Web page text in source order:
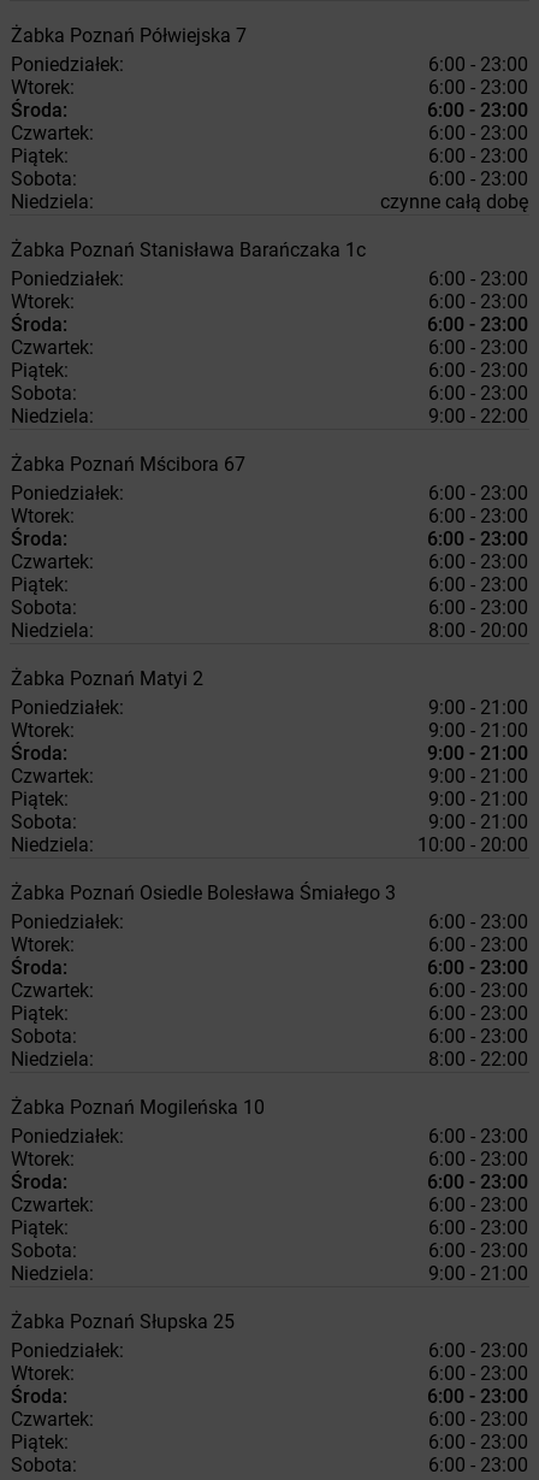
Żabka Poznań Półwiejska 7
Poniedziałek:
6:00 - 23:00
Wtorek:
6:00 - 23:00
Środa:
6:00 - 23:00
Czwartek:
6:00 - 23:00
Piątek:
6:00 - 23:00
Sobota:
6:00 - 23:00
Niedziela:
czynne całą dobę
Żabka Poznań Stanisława Barańczaka 1c
Poniedziałek:
6:00 - 23:00
Wtorek:
6:00 - 23:00
Środa:
6:00 - 23:00
Czwartek:
6:00 - 23:00
Piątek:
6:00 - 23:00
Sobota:
6:00 - 23:00
Niedziela:
9:00 - 22:00
Żabka Poznań Mścibora 67
Poniedziałek:
6:00 - 23:00
Wtorek:
6:00 - 23:00
Środa:
6:00 - 23:00
Czwartek:
6:00 - 23:00
Piątek:
6:00 - 23:00
Sobota:
6:00 - 23:00
Niedziela:
8:00 - 20:00
Żabka Poznań Matyi 2
Poniedziałek:
9:00 - 21:00
Wtorek:
9:00 - 21:00
Środa:
9:00 - 21:00
Czwartek:
9:00 - 21:00
Piątek:
9:00 - 21:00
Sobota:
9:00 - 21:00
Niedziela:
10:00 - 20:00
Żabka Poznań Osiedle Bolesława Śmiałego 3
Poniedziałek:
6:00 - 23:00
Wtorek:
6:00 - 23:00
Środa:
6:00 - 23:00
Czwartek:
6:00 - 23:00
Piątek:
6:00 - 23:00
Sobota:
6:00 - 23:00
Niedziela:
8:00 - 22:00
Żabka Poznań Mogileńska 10
Poniedziałek:
6:00 - 23:00
Wtorek:
6:00 - 23:00
Środa:
6:00 - 23:00
Czwartek:
6:00 - 23:00
Piątek:
6:00 - 23:00
Sobota:
6:00 - 23:00
Niedziela:
9:00 - 21:00
Żabka Poznań Słupska 25
Poniedziałek:
6:00 - 23:00
Wtorek:
6:00 - 23:00
Środa:
6:00 - 23:00
Czwartek:
6:00 - 23:00
Piątek:
6:00 - 23:00
Sobota:
6:00 - 23:00